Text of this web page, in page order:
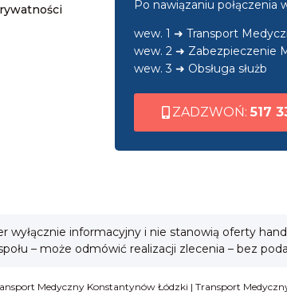
Po nawiązaniu
wew. 1 ➜ Transport
wew. 2 ➜ Zabezpieczenie
wew. 3 ➜ Obsługa służb
ZADZWOŃ:517
informacyjny i nie stanowią oferty
– może odmówić realizacji zlecenia – bez
Medyczny Konstantynów Łódzki | Transport